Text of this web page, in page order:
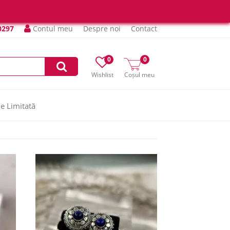
Contul meu Despre noi Contact
Wishlist
0
Coșul meu
0
Limitată